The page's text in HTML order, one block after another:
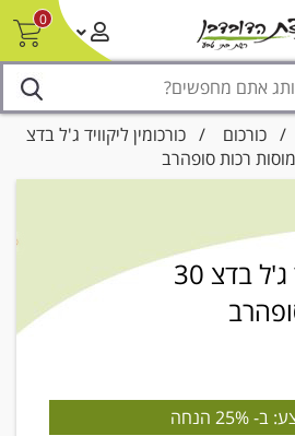
0
צור קשר/ביטול הזמנה
/כורכום / כורכומין ליקוויד ג'ל בדצ
כורכומין ליקוויד ג'ל בדצ 30
25% הנחה